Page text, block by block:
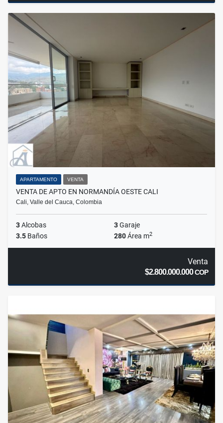
APARTAMENTO VENTA
VENTA DE APTO EN NORMANDÍA OESTE CALI
Cali, Valle del Cauca, Colombia
3Alcobas 3Garaje
3.5 Baños 280Área m2
Venta
$2.800.000.000COP